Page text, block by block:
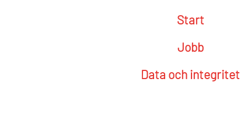
Start
Jobb
Data och integritet